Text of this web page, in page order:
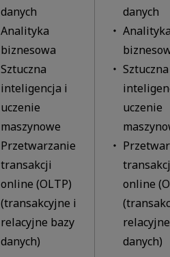
danych
Analityka
biznesowa
Sztuczna
inteligencja i
uczenie
maszynowe
Przetwarzanie
transakcji
online (OLTP)
(transakcyjne i
relacyjne bazy
danych)
danych
Sztuczna
uczenie
online
danych)